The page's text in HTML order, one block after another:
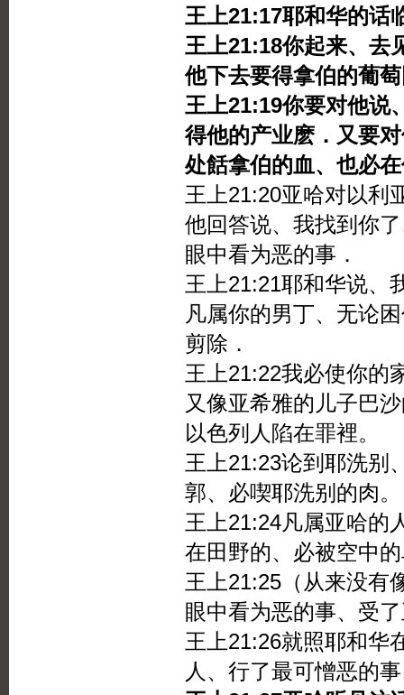
王上21:17耶和华的话
王上21:18你起来、去
他下去要得拿伯的葡
王上21:19你要对他说
得他的产业麽．又要
处餂拿伯的血、也必
王上21:20亚哈对以利
他回答说、我找到你
眼中看为恶的事．
王上21:21耶和华说、
凡属你的男丁、无论
剪除．
王上21:22我必使你的
又像亚希雅的儿子巴
以色列人陷在罪裡。
王上21:23论到耶洗别
郭、必喫耶洗别的肉。
王上21:24凡属亚哈的
在田野的、必被空中
王上21:25（从来没有
眼中看为恶的事、受
王上21:26就照耶和华
人、行了最可憎恶的